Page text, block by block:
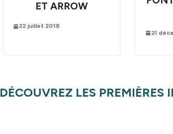
ET ARROW
22 juillet 2018
21
DÉCOUVREZ LES PREMIÈRES